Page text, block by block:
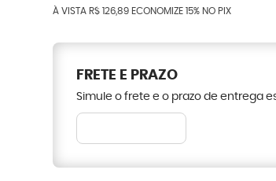
À VISTA R$ 126,89 ECONOMIZE 15% NO PIX
FRETE E PRAZO
Simule o frete e o prazo de entrega